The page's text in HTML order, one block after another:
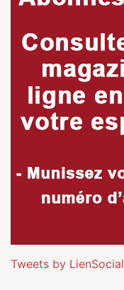
Tweets by LienSocial